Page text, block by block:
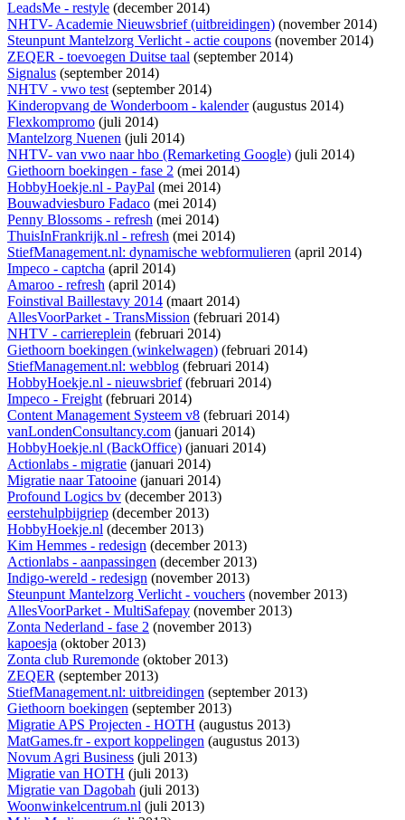
LeadsMe - restyle (december 2014)
NHTV- Academie Nieuwsbrief (uitbreidingen) (november 2014)
Steunpunt Mantelzorg Verlicht - actie coupons (november 2014)
ZEQER - toevoegen Duitse taal (september 2014)
Signalus (september 2014)
NHTV - vwo test(september 2014)
Kinderopvang de Wonderboom - kalender(augustus 2014)
Flexkompromo (juli 2014)
Mantelzorg Nuenen (juli 2014)
NHTV- van vwo naar hbo (Remarketing Google) (juli 2014)
Giethoorn boekingen - fase 2 (mei 2014)
HobbyHoekje.nl - PayPal (mei 2014)
Bouwadviesburo Fadaco (mei 2014)
Penny Blossoms - refresh (mei 2014)
ThuisInFrankrijk.nl - refresh (mei 2014)
StiefManagement.nl: dynamische webformulieren (april 2014)
Impeco - captcha (april 2014)
Amaroo - refresh (april 2014)
Foinstival Baillestavy 2014 (maart 2014)
AllesVoorParket - TransMission (februari 2014)
NHTV - carriereplein (februari 2014)
Giethoorn boekingen (winkelwagen) (februari 2014)
StiefManagement.nl: webblog (februari 2014)
HobbyHoekje.nl - nieuwsbrief(februari 2014)
Impeco - Freight(februari 2014)
Content Management Systeem v8 (februari 2014)
vanLondenConsultancy.com (januari 2014)
HobbyHoekje.nl (BackOffice) (januari 2014)
Actionlabs - migratie (januari 2014)
Migratie naar Tatooine (januari 2014)
Profound Logics bv (december 2013)
eerstehulpbijgriep (december 2013)
HobbyHoekje.nl (december 2013)
Kim Hemmes - redesign (december 2013)
Actionlabs - aanpassingen (december 2013)
Indigo-wereld - redesign (november 2013)
Steunpunt Mantelzorg Verlicht - vouchers (november 2013)
AllesVoorParket - MultiSafepay (november 2013)
Zonta Nederland - fase 2 (november 2013)
kapoesja (oktober 2013)
Zonta club Ruremonde (oktober 2013)
ZEQER (september 2013)
StiefManagement.nl: uitbreidingen (september 2013)
Giethoorn boekingen (september 2013)
Migratie APS Projecten - HOTH (augustus 2013)
MatGames.fr - export koppelingen (augustus 2013)
Novum Agri Business (juli 2013)
Migratie van HOTH (juli 2013)
Migratie van Dagobah (juli 2013)
Woonwinkelcentrum.nl (juli 2013)